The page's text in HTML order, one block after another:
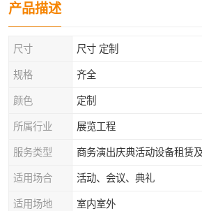
产品描述
尺寸 尺寸 定制
规格 齐全
颜色 定制
所属行业 展览工程
服务类型
适用场合 活动、会议、典礼
适用场地 室内室外